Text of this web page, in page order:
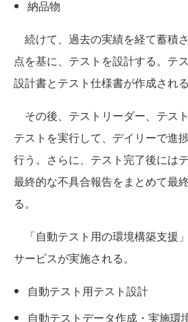
納品物
続けて、過去の実績を経て蓄積
点を基に、テストを設計する。テ
設計書とテスト仕様書が作成される
その後、テストリーダー、テス
テストを実行して、デイリーで進
行う。さらに、テスト完了後には
最終的な不具合報告をまとめて最
る。
「自動テスト用の環境構築支援
サービスが実施される。
自動テスト用テスト設計
自動テストデータ作成・実施環